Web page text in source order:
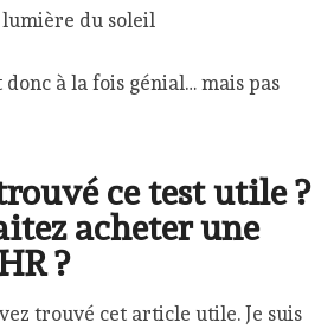
lumière du soleil
donc à la fois génial… mais pas
ce test utile ?
acheter une
?
trouvé cet article utile. Je suis